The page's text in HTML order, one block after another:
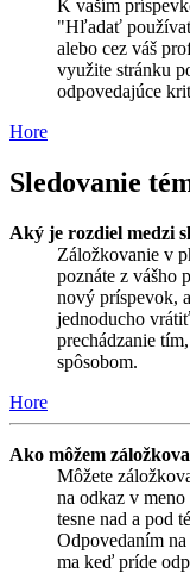
K vaším
"Hľadať
alebo cez váš
využite stránku
odpovedajúce
Hore
Sledovanie
Aký je rozdiel medzi
Záložkovanie v
poznáte z vášho
nový príspevok,
jednoducho
prechádzanie
spôsobom.
Hore
Ako môžem
Môžete
na odkaz v
tesne nad a pod
Odpovedaním
ma keď príde